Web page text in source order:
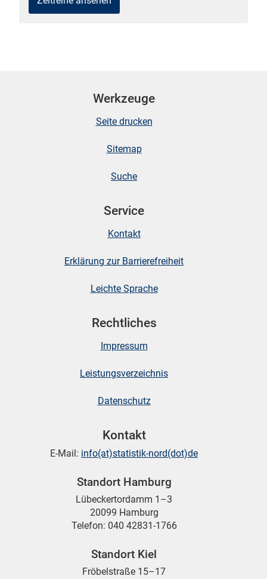
Werkzeuge
Seite drucken
Sitemap
Suche
Service
Kontakt
Erklärung zur Barrierefreiheit
Leichte Sprache
Rechtliches
Impressum
Leistungsverzeichnis
Datenschutz
Kontakt
E-Mail: info(at)statistik-nord(dot)de
Standort Hamburg
Lübeckertordamm 1–3
20099 Hamburg
Telefon: 040 42831-1766
Standort Kiel
Fröbelstraße 15–17